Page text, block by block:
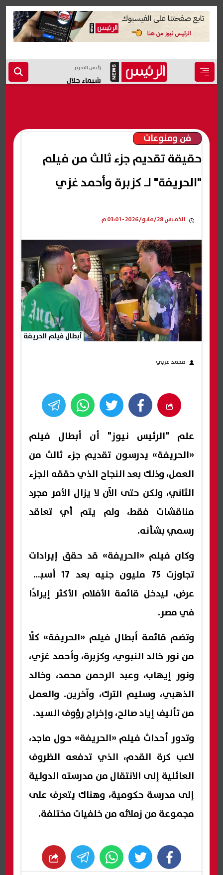
رئيس التحرير
شيماء جلال
فن ومنوعات
حقيقة تقديم جزء ثالث من فيلم
"الحريفة" لـ كزبرة وأحمد غزي
الخميس 28/مايو/2026 - 03:01 م
أبطال فيلم الحريفة
محمد عربي
علم "الرئيس نيوز" أن أبطال فيلم
«الحريفة» يدرسون تقديم جزء ثالث من
العمل، وذلك بعد النجاح الذي حققه الجزء
الثاني، ولكن حتى الآن لا يزال الأمر مجرد
مناقشات فقط، ولم يتم أي تعاقد
رسمي بشأنه.
وكان فيلم «الحريفة» قد حقق إيرادات
تجاوزت 75 مليون جنيه بعد 17 أسبوع
عرض، ليدخل قائمة الأفلام الأكثر إيرادًا
في مصر.
وتضم قائمة أبطال فيلم «الحريفة» كلًا
من نور خالد النبوي، وكزبرة، وأحمد غزي،
ونور إيهاب، وعبد الرحمن محمد، وخالد
الذهبي، وسليم الترك، وآخرين. والعمل
من تأليف إياد صالح، وإخراج رؤوف السيد.
وتدور أحداث فيلم «الحريفة» حول ماجد،
لاعب كرة القدم، الذي تدفعه الظروف
العائلية إلى الانتقال من مدرسته الدولية
إلى مدرسة حكومية، وهناك يتعرف على
مجموعة من زملائه من خلفيات مختلفة.
facebook
twitter
whats